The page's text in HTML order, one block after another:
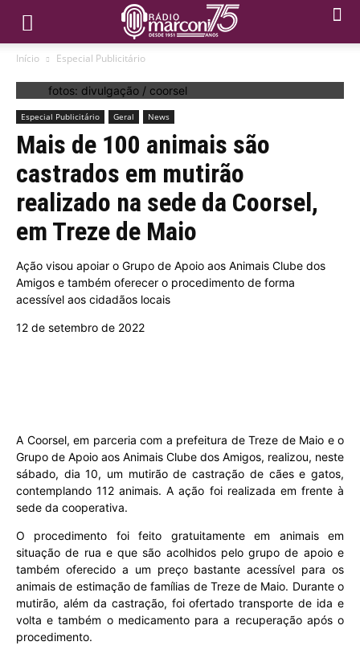
Início Especial Publicitário
fotos: divulgação / coorsel
Especial Publicitário Geral News
Mais de 100 animais são
castrados em mutirão
realizado na sede da Coorsel,
em Treze de Maio
Ação visou apoiar o Grupo de Apoio aos Animais Clube dos
Amigos e também oferecer o procedimento de forma
acessível aos cidadãos locais
12 de setembro de 2022
A Coorsel, em parceria com a prefeitura de Treze de Maio e o
Grupo de Apoio aos Animais Clube dos Amigos, realizou, neste
sábado, dia 10, um mutirão de castração de cães e gatos,
contemplando 112 animais. A ação foi realizada em frente à
sede da cooperativa.
O procedimento foi feito gratuitamente em animais em
situação de rua e que são acolhidos pelo grupo de apoio e
também oferecido a um preço bastante acessível para os
animais de estimação de famílias de Treze de Maio. Durante o
mutirão, além da castração, foi ofertado transporte de ida e
volta e também o medicamento para a recuperação após o
procedimento.